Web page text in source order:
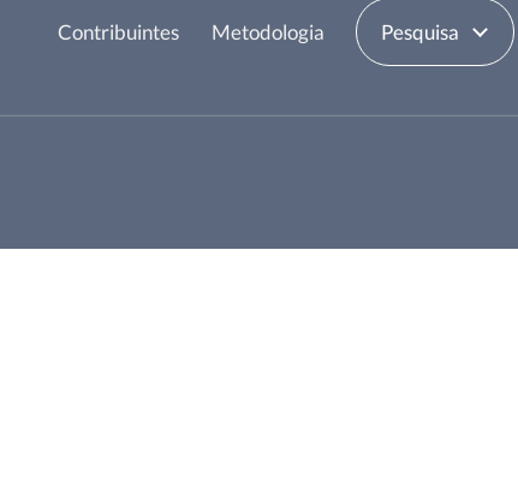
Contribuintes Metodologia Pesquisa